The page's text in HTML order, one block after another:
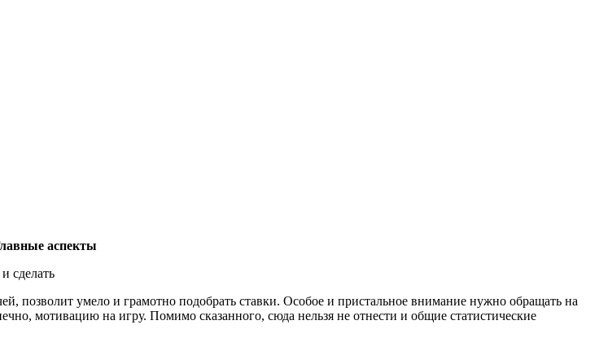
аспекты
сделать
позволит умело и грамотно подобрать ставки. Особое и пристальное внимание нужно обращать на
мотивацию на игру. Помимо сказанного, сюда нельзя не отнести и общие статистические